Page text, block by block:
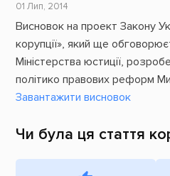
01 Лип, 2014
Висновок на проект Закону
корупції», який ще
Міністерства юстиції,
політико правових реформ
Завантажити висновок
Чи була ця стаття